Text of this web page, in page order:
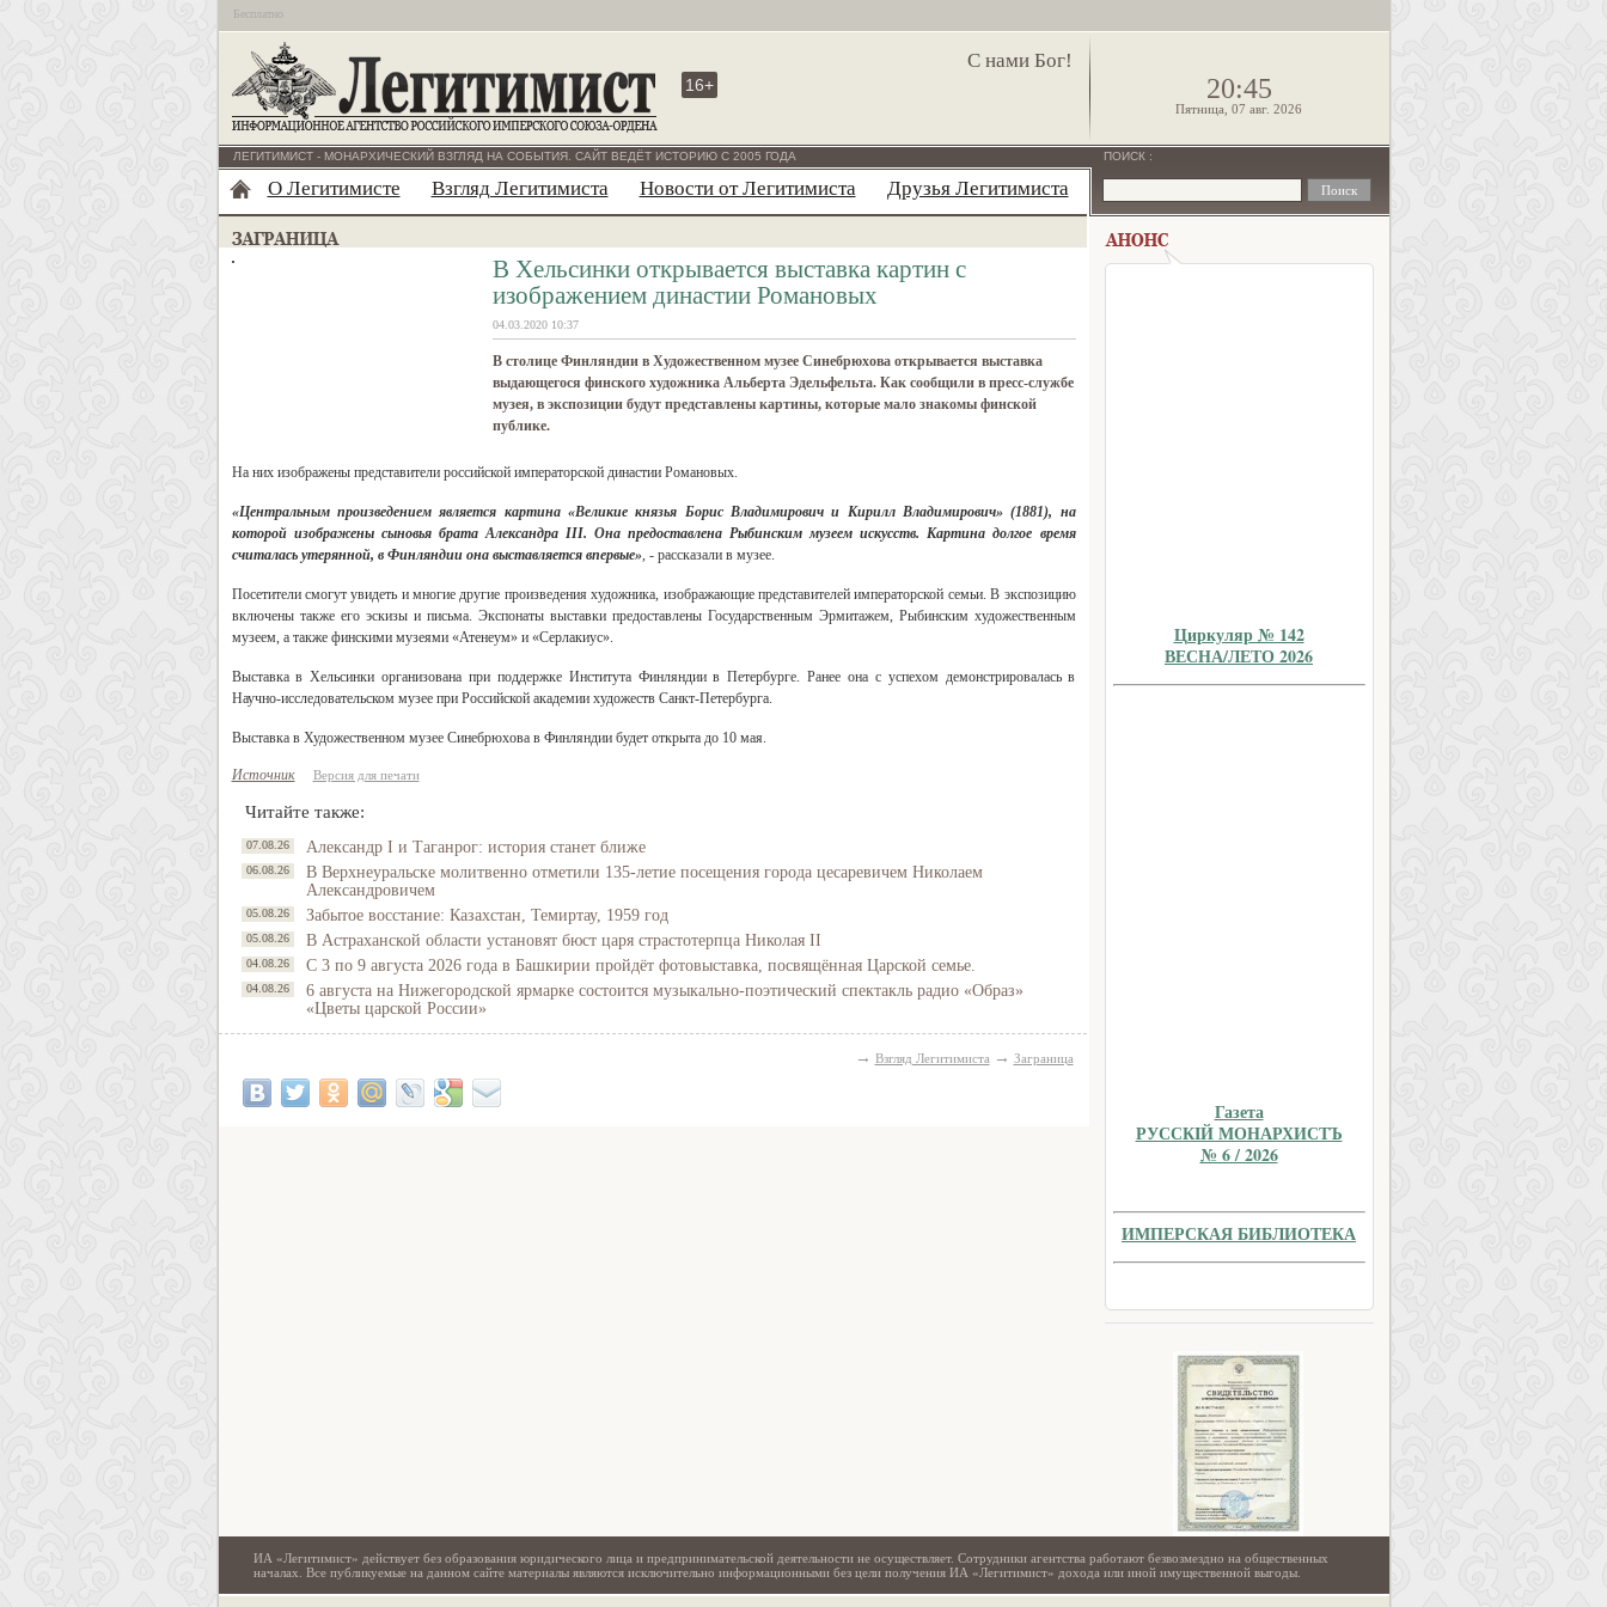
Бесплатно
С нами Бог!
16+ 20:45
Пятница, 07 авг. 2026
ЛЕГИТИМИСТ - МОНАРХИЧЕСКИЙ ВЗГЛЯД НА СОБЫТИЯ. САЙТ ВЕДЁТ ИСТОРИЮ С 2005 ГОДА
О Легитимисте Взгляд Легитимиста Новости от Легитимиста Друзья Легитимиста
В Хельсинки открывается выставка картин с
изображением династии Романовых
04.03.2020 10:37
В столице Финляндии в Художественном музее Синебрюхова открывается выставка
выдающегося финского художника Альберта Эдельфельта. Как сообщили в пресс-службе
музея, в экспозиции будут представлены картины, которые мало знакомы финской
публике.
На них изображены представители российской императорской династии Романовых.
«Центральным произведением является картина «Великие князья Борис Владимирович и Кирилл Владимирович» (1881), на
которой изображены сыновья брата Александра III. Она предоставлена Рыбинским музеем искусств. Картина долгое время
считалась утерянной, в Финляндии она выставляется впервые», - рассказали в музее.
Посетители смогут увидеть и многие другие произведения художника, изображающие представителей императорской семьи. В экспозицию
включены также его эскизы и письма. Экспонаты выставки предоставлены Государственным Эрмитажем, Рыбинским художественным
музеем, а также финскими музеями «Атенеум» и «Серлакиус».
Выставка в Хельсинки организована при поддержке Института Финляндии в Петербурге. Ранее она с успехом демонстрировалась в
Научно-исследовательском музее при Российской академии художеств Санкт-Петербурга.
Выставка в Художественном музее Синебрюхова в Финляндии будет открыта до 10 мая.
Источник Версия для печати
Читайте также:
07.08.26 Александр I и Таганрог: история станет ближе
06.08.26
В Верхнеуральске молитвенно отметили 135-летие посещения города цесаревичем Николаем
Александровичем
05.08.26 Забытое восстание: Казахстан, Темиртау, 1959 год
05.08.26 В Астраханской области установят бюст царя страстотерпца Николая II
04.08.26 С 3 по 9 августа 2026 года в Башкирии пройдёт фотовыставка, посвящённая Царской семье.
04.08.26
6 августа на Нижегородской ярмарке состоится музыкально-поэтический спектакль радио «Образ»
«Цветы царской России»
→ Взгляд Легитимиста → Заграница
ПОИСК :
Циркуляр № 142
ВЕСНА/ЛЕТО 2026
Газета
РУССКIЙ МОНАРХИСТЪ
№ 6 / 2026
ИМПЕРСКАЯ БИБЛИОТЕКА
ИА «Легитимист» действует без образования юридического лица и предпринимательской деятельности не осуществляет. Сотрудники агентства работают безвозмездно на общественных
началах. Все публикуемые на данном сайте материалы являются исключительно информационными без цели получения ИА «Легитимист» дохода или иной имущественной выгоды.